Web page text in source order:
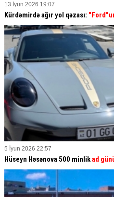
13 İyun 2026 19:07
Kürdəmirdə ağır yol qəzası:
5 İyun 2026 22:57
Hüseyn Həsənova 500 minlikad